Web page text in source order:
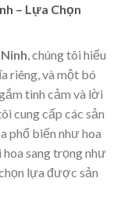
– Lựa Chọn
, chúng tôi hiểu
riêng, và một bó
tình cảm và lời
cung cấp các sản
phổ biến như hoa
hoa sang trọng như
lựa được sản